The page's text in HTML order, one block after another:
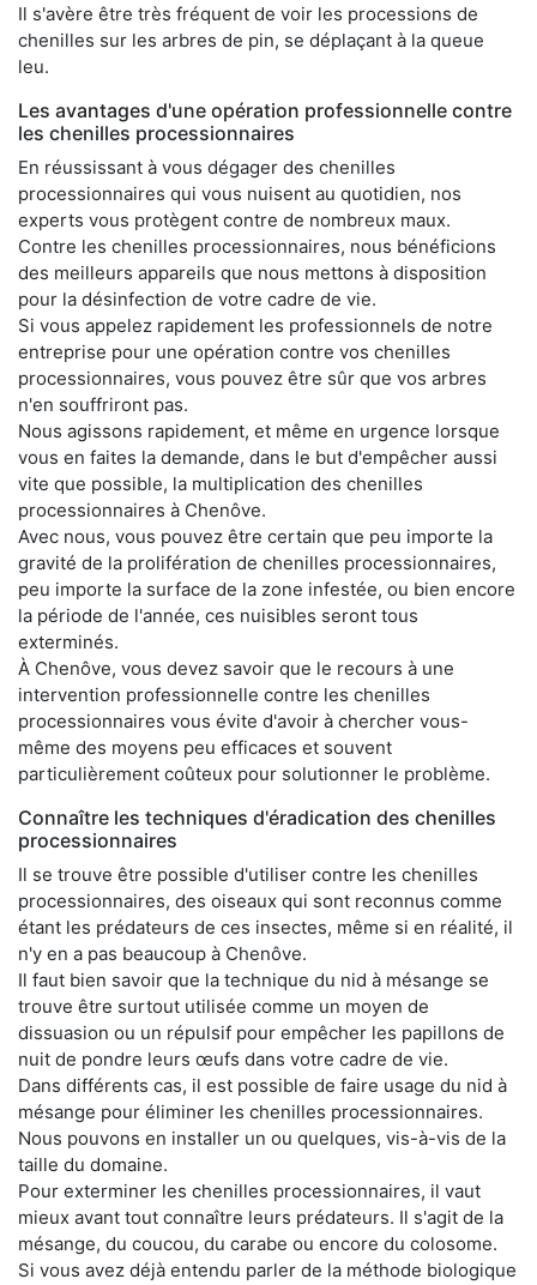
Il s'avère être très fréquent de voir les processions de
chenilles sur les arbres de pin, se déplaçant à la queue
leu.
Les avantages d'une opération professionnelle contre
les chenilles processionnaires
En réussissant à vous dégager des chenilles
processionnaires qui vous nuisent au quotidien, nos
experts vous protègent contre de nombreux maux.
Contre les chenilles processionnaires, nous bénéficions
des meilleurs appareils que nous mettons à disposition
pour la désinfection de votre cadre de vie.
Si vous appelez rapidement les professionnels de notre
entreprise pour une opération contre vos chenilles
processionnaires, vous pouvez être sûr que vos arbres
n'en souffriront pas.
Nous agissons rapidement, et même en urgence lorsque
vous en faites la demande, dans le but d'empêcher aussi
vite que possible, la multiplication des chenilles
processionnaires à Chenôve.
Avec nous, vous pouvez être certain que peu importe la
gravité de la prolifération de chenilles processionnaires,
peu importe la surface de la zone infestée, ou bien encore
la période de l'année, ces nuisibles seront tous
exterminés.
À Chenôve, vous devez savoir que le recours à une
intervention professionnelle contre les chenilles
processionnaires vous évite d'avoir à chercher vous-
même des moyens peu efficaces et souvent
particulièrement coûteux pour solutionner le problème.
Connaître les techniques d'éradication des chenilles
processionnaires
Il se trouve être possible d'utiliser contre les chenilles
processionnaires, des oiseaux qui sont reconnus comme
étant les prédateurs de ces insectes, même si en réalité, il
n'y en a pas beaucoup à Chenôve.
Il faut bien savoir que la technique du nid à mésange se
trouve être surtout utilisée comme un moyen de
dissuasion ou un répulsif pour empêcher les papillons de
nuit de pondre leurs œufs dans votre cadre de vie.
Dans différents cas, il est possible de faire usage du nid à
mésange pour éliminer les chenilles processionnaires.
Nous pouvons en installer un ou quelques, vis-à-vis de la
taille du domaine.
Pour exterminer les chenilles processionnaires, il vaut
mieux avant tout connaître leurs prédateurs. Il s'agit de la
mésange, du coucou, du carabe ou encore du colosome.
Si vous avez déjà entendu parler de la méthode biologique